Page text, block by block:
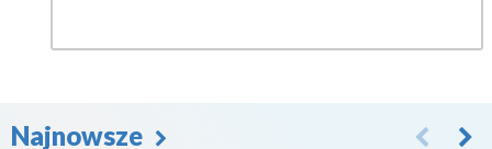
Najnowsze